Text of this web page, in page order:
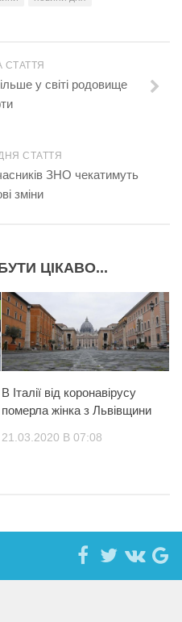
СТАТТЯ
у світі родовище
СТАТТЯ
ЗНО чекатимуть
зміни
ЦІКАВО...
В Італії від коронавірусу
померла жінка з Львівщини
21.03.2020 В 07:08